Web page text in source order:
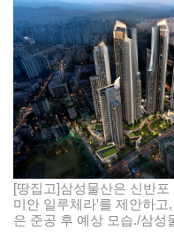
[땅집고]삼성물산은 신반포
미안 일루체라'를 제안하
은 준공 후 예상 모습./삼성